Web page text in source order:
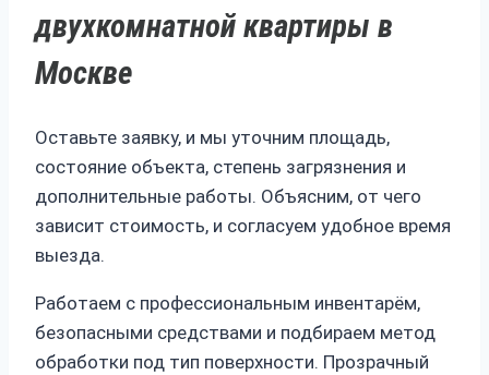
двухкомнатной квартиры в
Москве
Оставьте заявку, и мы уточним площадь,
состояние объекта, степень загрязнения и
дополнительные работы. Объясним, от чего
зависит стоимость, и согласуем удобное время
выезда.
Работаем с профессиональным инвентарём,
безопасными средствами и подбираем метод
обработки под тип поверхности. Прозрачный